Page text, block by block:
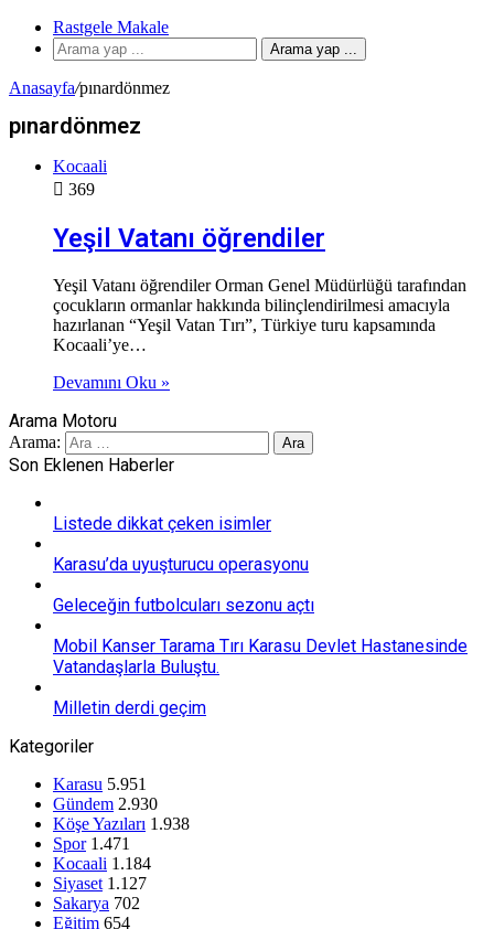
Rastgele Makale
Arama yap ...
Anasayfa/pınardönmez
pınardönmez
Kocaali
369
Yeşil Vatanı öğrendiler
Yeşil Vatanı öğrendiler Orman Genel Müdürlüğü tarafından
çocukların ormanlar hakkında bilinçlendirilmesi amacıyla
hazırlanan “Yeşil Vatan Tırı”, Türkiye turu kapsamında
Kocaali’ye…
Devamını Oku »
Arama Motoru
Arama:
Son Eklenen Haberler
Listede dikkat çeken isimler
Karasu’da uyuşturucu operasyonu
Geleceğin futbolcuları sezonu açtı
Mobil Kanser Tarama Tırı Karasu Devlet Hastanesinde
Vatandaşlarla Buluştu.
Milletin derdi geçim
Kategoriler
Karasu 5.951
Gündem 2.930
Köşe Yazıları 1.938
Spor 1.471
Kocaali 1.184
Siyaset 1.127
Sakarya 702
Eğitim 654